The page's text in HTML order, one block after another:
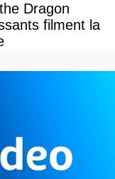
Dragon
filment la